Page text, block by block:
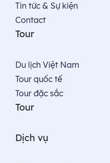
Tin tức & Sự kiện
Contact
Tour
Du lịch Việt Nam
Tour quốc tế
Tour đặc sắc
Tour
Dịch vụ